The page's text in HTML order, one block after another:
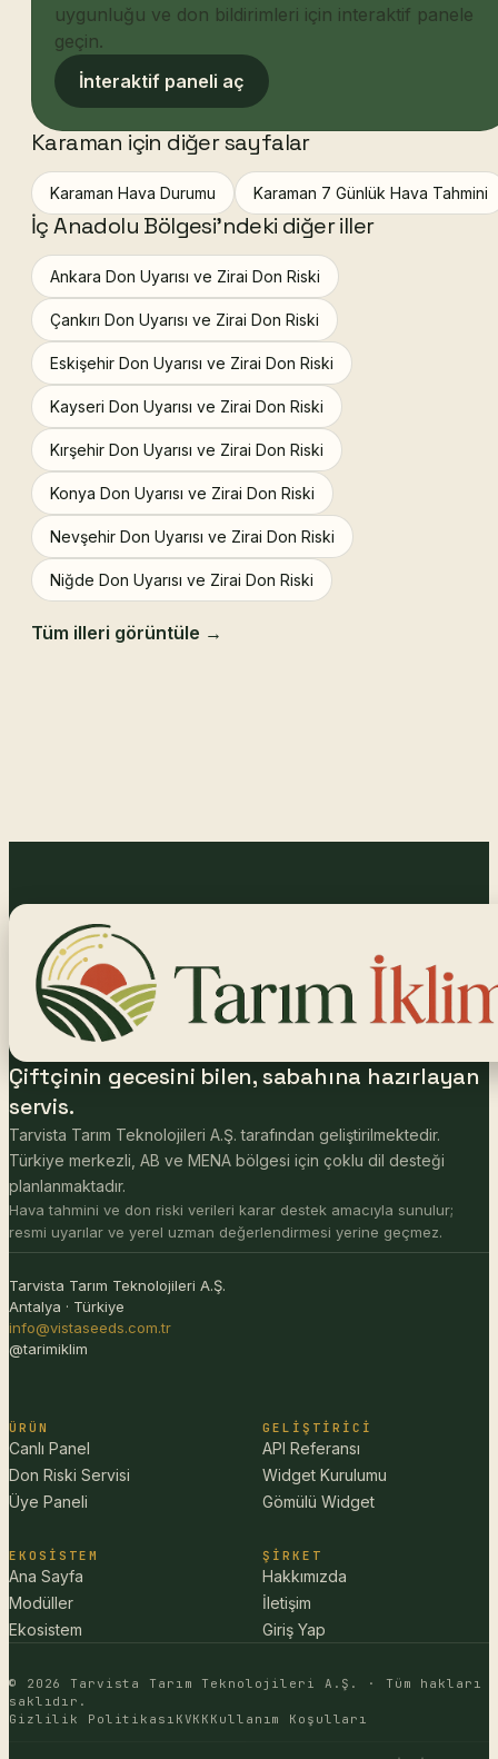
uygunluğu ve don bildirimleri için interaktif panele
geçin.
İnteraktif paneli aç
Karaman için diğer sayfalar
Karaman Hava Durumu Karaman 7 Günlük Hava Tahmini
İç Anadolu Bölgesi'ndeki diğer iller
Ankara Don Uyarısı ve Zirai Don Riski
Çankırı Don Uyarısı ve Zirai Don Riski
Eskişehir Don Uyarısı ve Zirai Don Riski
Kayseri Don Uyarısı ve Zirai Don Riski
Kırşehir Don Uyarısı ve Zirai Don Riski
Konya Don Uyarısı ve Zirai Don Riski
Nevşehir Don Uyarısı ve Zirai Don Riski
Niğde Don Uyarısı ve Zirai Don Riski
Tüm illeri görüntüle →
Çiftçinin gecesini bilen, sabahına hazırlayan
servis.
Tarvista Tarım Teknolojileri A.Ş. tarafından geliştirilmektedir.
Türkiye merkezli, AB ve MENA bölgesi için çoklu dil desteği
planlanmaktadır.
Hava tahmini ve don riski verileri karar destek amacıyla sunulur;
resmi uyarılar ve yerel uzman değerlendirmesi yerine geçmez.
Tarvista Tarım Teknolojileri A.Ş.
Antalya · Türkiye
info@vistaseeds.com.tr
@tarimiklim
ÜRÜN
Canlı Panel
Don Riski Servisi
Üye Paneli
GELIŞTIRICI
API Referansı
Widget Kurulumu
Gömülü Widget
EKOSISTEM
Ana Sayfa
Modüller
Ekosistem
ŞIRKET
Hakkımızda
İletişim
Giriş Yap
© 2026 Tarvista Tarım Teknolojileri A.Ş. · Tüm hakları
saklıdır.
Gizlilik Politikası KVKK Kullanım Koşulları